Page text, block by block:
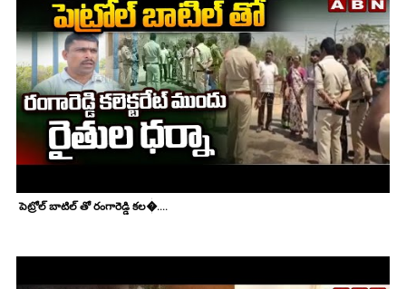
పెట్రోల్ బాటిల్ తో రంగారెడ్డి కల�....